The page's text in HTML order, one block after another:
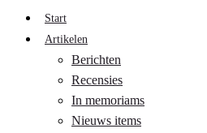
Start
Artikelen
Berichten
Recensies
In memoriams
Nieuws items